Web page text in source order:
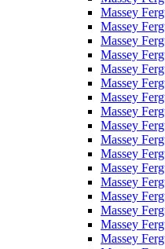
Massey
Massey
Massey
Massey
Massey
Massey
Massey
Massey
Massey
Massey
Massey
Massey
Massey
Massey
Massey
Massey
Massey